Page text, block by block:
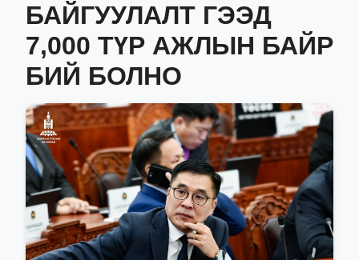
БАЙГУУЛАЛТ ГЭЭД
7,000 ТҮР АЖЛЫН БАЙР
БИЙ БОЛНО